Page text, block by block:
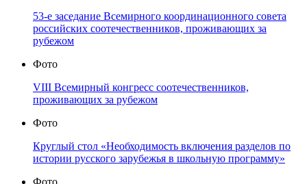
53-е заседание Всемирного координационного совета
российских соотечественников, проживающих за
рубежом
Фото
VIII Всемирный конгресс соотечественников,
проживающих за рубежом
Фото
Круглый стол «Необходимость включения разделов по
истории русского зарубежья в школьную программу»